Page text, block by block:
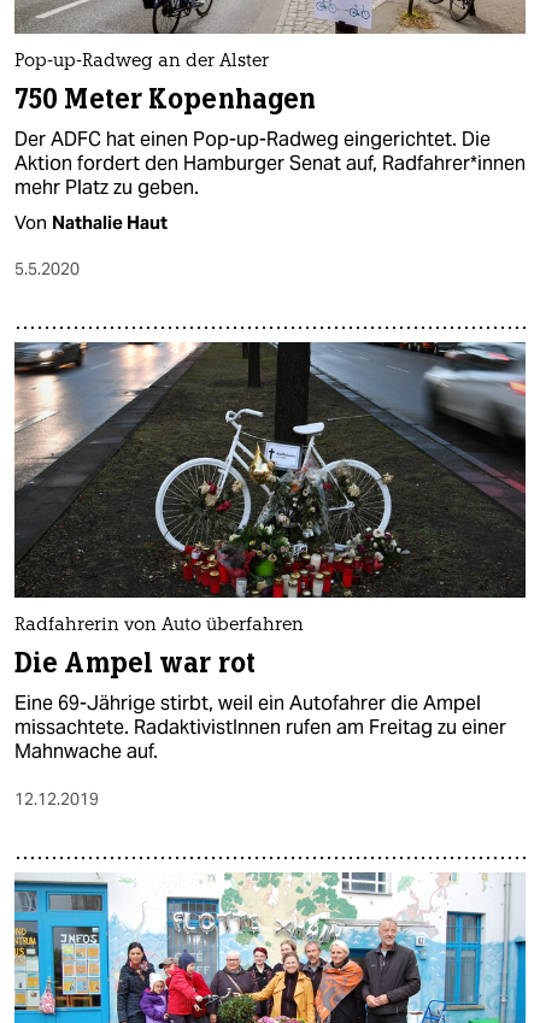
Pop-up-Radweg an der Alster
750 Meter Kopenhagen
Der ADFC hat einen Pop-up-Radweg eingerichtet. Die
Aktion fordert den Hamburger Senat auf, Radfahrer*innen
mehr Platz zu geben.
Von Nathalie Haut
5.5.2020
Radfahrerin von Auto überfahren
Die Ampel war rot
Eine 69-Jährige stirbt, weil ein Autofahrer die Ampel
missachtete. RadaktivistInnen rufen am Freitag zu einer
Mahnwache auf.
12.12.2019